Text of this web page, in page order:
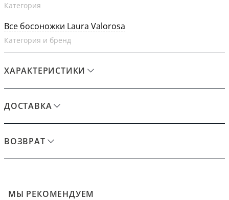
Категория
Все босоножки Laura Valorosa
Категория и бренд
ХАРАКТЕРИСТИКИ
ДОСТАВКА
ВОЗВРАТ
МЫ РЕКОМЕНДУЕМ